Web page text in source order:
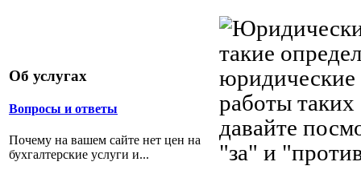
Об услугах
Вопросы и ответы
Почему на вашем сайте нет цен на
бухгалтерские услуги и...
такие
работы
давайте
"за" и